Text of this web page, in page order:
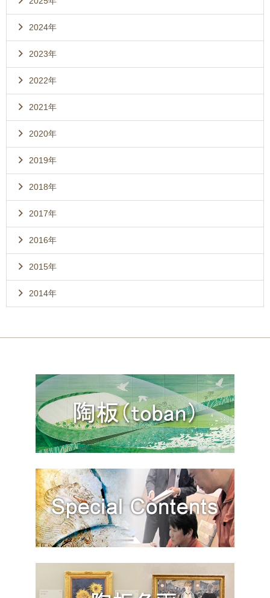
2024年
2023年
2022年
2021年
2020年
2019年
2018年
2017年
2016年
2015年
2014年